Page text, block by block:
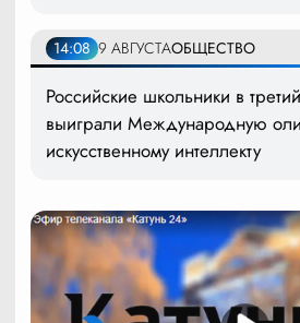
14:08 9 АВГУСТАОБЩЕСТВО
Российские школьники в
выиграли Международную
искусственному интеллекту